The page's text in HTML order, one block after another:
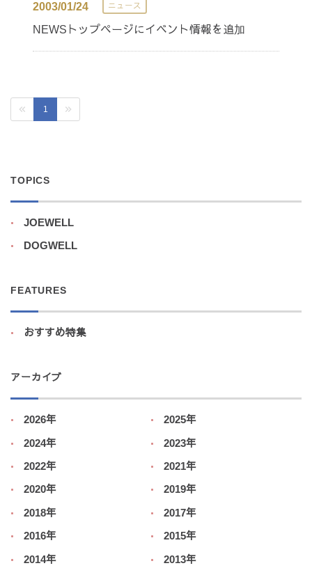
2003/01/24 ニュース
NEWSトップページにイベント情報を追加
1
TOPICS
JOEWELL
DOGWELL
FEATURES
おすすめ特集
アーカイブ
2026年 2025年
2024年 2023年
2022年 2021年
2020年 2019年
2018年 2017年
2016年 2015年
2014年 2013年